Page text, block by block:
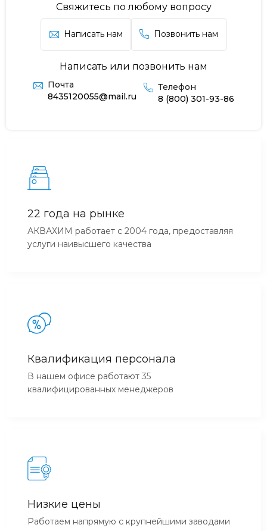
Свяжитесь по любому вопросу
Написать нам Позвонить нам
Написать или позвонить нам
Почта
8435120055@mail.ru
Телефон
8 (800) 301-93-86
22 года на рынке
АКВАХИМ работает с 2004 года, предоставляя
услуги наивысшего качества
Квалификация персонала
В нашем офисе работают 35
квалифицированных менеджеров
Низкие цены
Работаем напрямую с крупнейшими заводами